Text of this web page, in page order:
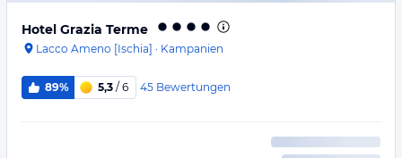
Hotel Grazia Terme
Lacco Ameno [Ischia] · Kampanien
89% 5,3 / 6 45 Bewertungen